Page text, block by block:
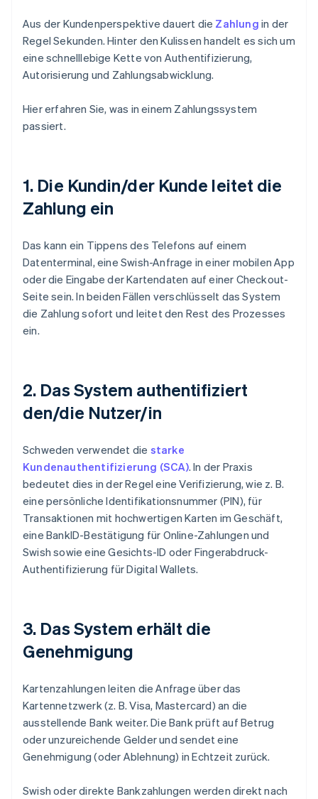
Aus der Kundenperspektive dauert die Zahlung in der
Regel Sekunden. Hinter den Kulissen handelt es sich um
eine schnelllebige Kette von Authentifizierung,
Autorisierung und Zahlungsabwicklung.
Hier erfahren Sie, was in einem Zahlungssystem
passiert.
1. Die Kundin/der Kunde leitet die
Zahlung ein
Das kann ein Tippens des Telefons auf einem
Datenterminal, eine Swish-Anfrage in einer mobilen App
oder die Eingabe der Kartendaten auf einer Checkout-
Seite sein. In beiden Fällen verschlüsselt das System
die Zahlung sofort und leitet den Rest des Prozesses
ein.
2. Das System authentifiziert
den/die Nutzer/in
Schweden verwendet die starke
Kundenauthentifizierung (SCA). In der Praxis
bedeutet dies in der Regel eine Verifizierung, wie z. B.
eine persönliche Identifikationsnummer (PIN), für
Transaktionen mit hochwertigen Karten im Geschäft,
eine BankID-Bestätigung für Online-Zahlungen und
Swish sowie eine Gesichts-ID oder Fingerabdruck-
Authentifizierung für Digital Wallets.
3. Das System erhält die
Genehmigung
Kartenzahlungen leiten die Anfrage über das
Kartennetzwerk (z. B. Visa, Mastercard) an die
ausstellende Bank weiter. Die Bank prüft auf Betrug
oder unzureichende Gelder und sendet eine
Genehmigung (oder Ablehnung) in Echtzeit zurück.
Swish oder direkte Bankzahlungen werden direkt nach